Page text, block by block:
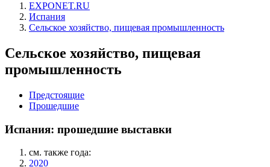
EXPONET.RU
Испания
Сельское хозяйство, пищевая промышленность
Сельское хозяйство, пищевая
промышленность
Предстоящие
Прошедшие
Испания: прошедшие выставки
см. также года:
2020